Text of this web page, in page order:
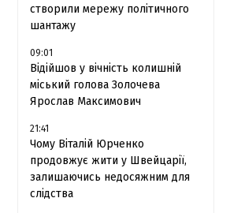
створили мережу політичного
шантажу
09:01
Відійшов у вічність колишній
міський голова Золочева
Ярослав Максимович
21:41
Чому Віталій Юрченко
продовжує жити у Швейцарії,
залишаючись недосяжним для
слідства